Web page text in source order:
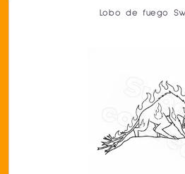
Lobo de fuego